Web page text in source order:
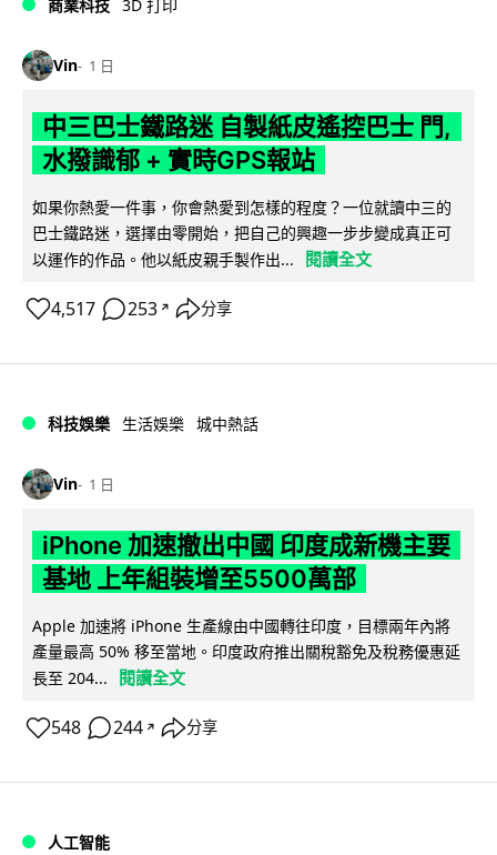
商業科技 3D 打印
Vin 1 日
中三巴士鐵路迷 自製紙皮遙控巴士 門,
水撥識郁 + 實時GPS報站
如果你熱愛一件事，你會熱愛到怎樣的程度？一位就讀中三的
巴士鐵路迷，選擇由零開始，把自己的興趣一步步變成真正可
以運作的作品。他以紙皮親手製作出...
閱讀全文
4,517 253 ↗ 分享
科技娛樂 生活娛樂 城中熱話
Vin 1 日
iPhone 加速撤出中國 印度成新機主要
基地 上年組裝增至5500萬部
Apple 加速將 iPhone 生產線由中國轉往印度，目標兩年內將
產量最高 50% 移至當地。印度政府推出關稅豁免及稅務優惠延
長至 204...
閱讀全文
548 244 ↗ 分享
人工智能